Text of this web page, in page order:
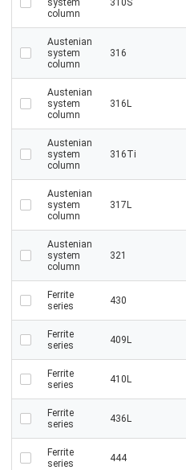
system
column
310S
Austenian
system
column
316
Austenian
system
column
316L
Austenian
system
column
316Ti
Austenian
system
column
317L
Austenian
system
column
321
Ferrite
series
430
Ferrite
series
409L
Ferrite
series
410L
Ferrite
series
436L
Ferrite
series
444